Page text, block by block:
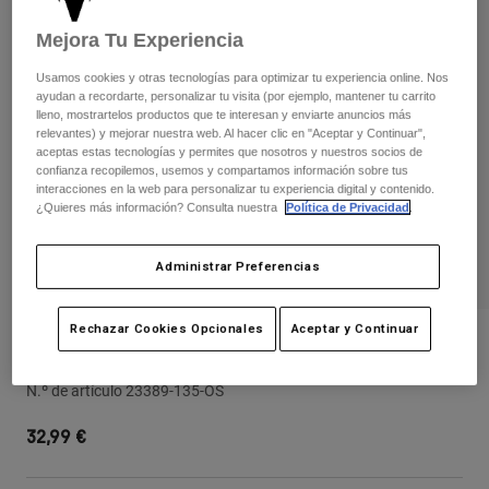
Pantalones largos
Pantalones cortos
Chaquetas y chalecos
Guantes
Protecciones
Gafas de protección
Guantes
Chaquetas
Protecciones
Calcetines
Recambios
Camisas
Ver todo
Mujer
Camisetas y tops
Sudaderas
Pantalones
Protecciones
Gafas de Protección
Calcetines
Ver todo
Moto
Camisetas
Pantalones
Protecciones
Guantes
Pack de Pegatinas Heritage Track
N.º de artículo23389-135-OS
32,99 €
Mejora Tu Experiencia
Usamos cookies y otras tecnologías para optimizar tu experiencia online. Nos
ayudan a recordarte, personalizar tu visita (por ejemplo, mantener tu carrito
lleno, mostrartelos productos que te interesan y enviarte anuncios más
relevantes) y mejorar nuestra web. Al hacer clic en "Aceptar y Continuar",
aceptas estas tecnologías y permites que nosotros y nuestros socios de
confianza recopilemos, usemos y compartamos información sobre tus
interacciones en la web para personalizar tu experiencia digital y contenido.
¿Quieres más información? Consulta nuestra
Política de Privacidad
Administrar Preferencias
Rechazar Cookies Opcionales Aceptar y Continuar